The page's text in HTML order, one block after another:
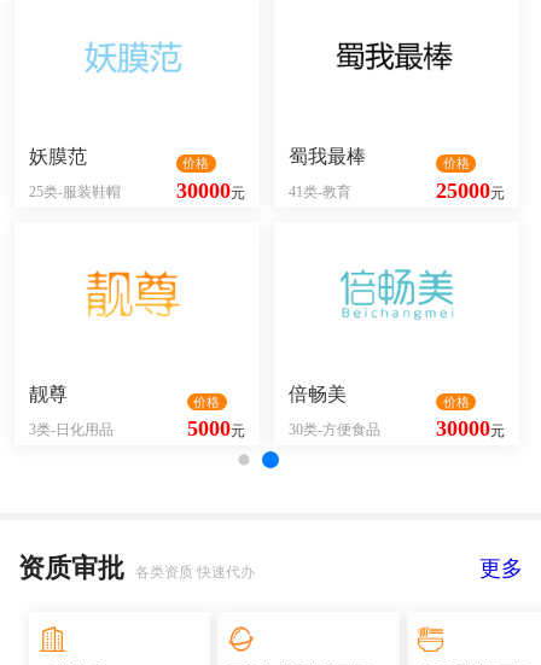
妖膜范
25类-服装鞋帽 30000元
价格 蜀我最棒
41类-教育 25000元
价格
靓尊
3类-日化用品 5000元
价格 倍畅美
30类-方便食品 30000元
价格
资质审批 各类资质 快速代办 更多